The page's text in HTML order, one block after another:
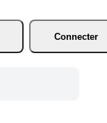
Connecter